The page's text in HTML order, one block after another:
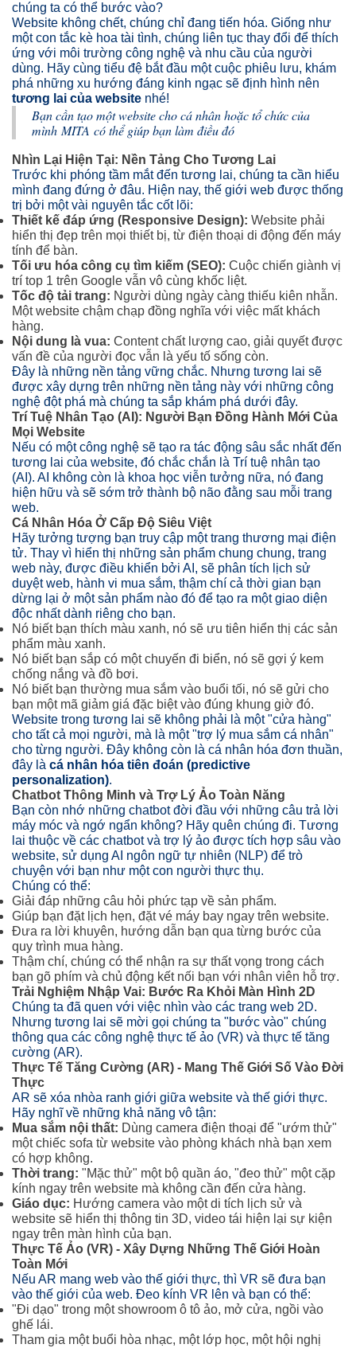
chúng ta có thể bước vào?
Website không chết, chúng chỉ đang tiến hóa. Giống như
một con tắc kè hoa tài tình, chúng liên tục thay đổi để thích
ứng với môi trường công nghệ và nhu cầu của người
dùng. Hãy cùng tiểu đệ bắt đầu một cuộc phiêu lưu, khám
phá những xu hướng đáng kinh ngạc sẽ định hình nên
tương lai của website nhé!
Bạn cần tạo một website cho cá nhân hoặc tổ chức của
mình MITA có thể giúp bạn làm điều đó
Nhìn Lại Hiện Tại: Nền Tảng Cho Tương Lai
Trước khi phóng tầm mắt đến tương lai, chúng ta cần hiểu
mình đang đứng ở đâu. Hiện nay, thế giới web được thống
trị bởi một vài nguyên tắc cốt lõi:
Thiết kế đáp ứng (Responsive Design): Website phải
hiển thị đẹp trên mọi thiết bị, từ điện thoại di động đến máy
tính để bàn.
Tối ưu hóa công cụ tìm kiếm (SEO): Cuộc chiến giành vị
trí top 1 trên Google vẫn vô cùng khốc liệt.
Tốc độ tải trang: Người dùng ngày càng thiếu kiên nhẫn.
Một website chậm chạp đồng nghĩa với việc mất khách
hàng.
Nội dung là vua: Content chất lượng cao, giải quyết được
vấn đề của người đọc vẫn là yếu tố sống còn.
Đây là những nền tảng vững chắc. Nhưng tương lai sẽ
được xây dựng trên những nền tảng này với những công
nghệ đột phá mà chúng ta sắp khám phá dưới đây.
Trí Tuệ Nhân Tạo (AI): Người Bạn Đồng Hành Mới Của
Mọi Website
Nếu có một công nghệ sẽ tạo ra tác động sâu sắc nhất đến
tương lai của website, đó chắc chắn là Trí tuệ nhân tạo
(AI). AI không còn là khoa học viễn tưởng nữa, nó đang
hiện hữu và sẽ sớm trở thành bộ não đằng sau mỗi trang
web.
Cá Nhân Hóa Ở Cấp Độ Siêu Việt
Hãy tưởng tượng bạn truy cập một trang thương mại điện
tử. Thay vì hiển thị những sản phẩm chung chung, trang
web này, được điều khiển bởi AI, sẽ phân tích lịch sử
duyệt web, hành vi mua sắm, thậm chí cả thời gian bạn
dừng lại ở một sản phẩm nào đó để tạo ra một giao diện
độc nhất dành riêng cho bạn.
Nó biết bạn thích màu xanh, nó sẽ ưu tiên hiển thị các sản
phẩm màu xanh.
Nó biết bạn sắp có một chuyến đi biển, nó sẽ gợi ý kem
chống nắng và đồ bơi.
Nó biết bạn thường mua sắm vào buổi tối, nó sẽ gửi cho
bạn một mã giảm giá đặc biệt vào đúng khung giờ đó.
Website trong tương lai sẽ không phải là một "cửa hàng"
cho tất cả mọi người, mà là một "trợ lý mua sắm cá nhân"
cho từng người. Đây không còn là cá nhân hóa đơn thuần,
đây là cá nhân hóa tiên đoán (predictive
personalization).
Chatbot Thông Minh và Trợ Lý Ảo Toàn Năng
Bạn còn nhớ những chatbot đời đầu với những câu trả lời
máy móc và ngớ ngẩn không? Hãy quên chúng đi. Tương
lai thuộc về các chatbot và trợ lý ảo được tích hợp sâu vào
website, sử dụng AI ngôn ngữ tự nhiên (NLP) để trò
chuyện với bạn như một con người thực thụ.
Chúng có thể:
Giải đáp những câu hỏi phức tạp về sản phẩm.
Giúp bạn đặt lịch hẹn, đặt vé máy bay ngay trên website.
Đưa ra lời khuyên, hướng dẫn bạn qua từng bước của
quy trình mua hàng.
Thậm chí, chúng có thể nhận ra sự thất vọng trong cách
bạn gõ phím và chủ động kết nối bạn với nhân viên hỗ trợ.
Trải Nghiệm Nhập Vai: Bước Ra Khỏi Màn Hình 2D
Chúng ta đã quen với việc nhìn vào các trang web 2D.
Nhưng tương lai sẽ mời gọi chúng ta "bước vào" chúng
thông qua các công nghệ thực tế ảo (VR) và thực tế tăng
cường (AR).
Thực Tế Tăng Cường (AR) - Mang Thế Giới Số Vào Đời
Thực
AR sẽ xóa nhòa ranh giới giữa website và thế giới thực.
Hãy nghĩ về những khả năng vô tận:
Mua sắm nội thất: Dùng camera điện thoại để "ướm thử"
một chiếc sofa từ website vào phòng khách nhà bạn xem
có hợp không.
Thời trang: "Mặc thử" một bộ quần áo, "đeo thử" một cặp
kính ngay trên website mà không cần đến cửa hàng.
Giáo dục: Hướng camera vào một di tích lịch sử và
website sẽ hiển thị thông tin 3D, video tái hiện lại sự kiện
ngay trên màn hình của bạn.
Thực Tế Ảo (VR) - Xây Dựng Những Thế Giới Hoàn
Toàn Mới
Nếu AR mang web vào thế giới thực, thì VR sẽ đưa bạn
vào thế giới của web. Đeo kính VR lên và bạn có thể:
"Đi dạo" trong một showroom ô tô ảo, mở cửa, ngồi vào
ghế lái.
Tham gia một buổi hòa nhạc, một lớp học, một hội nghị